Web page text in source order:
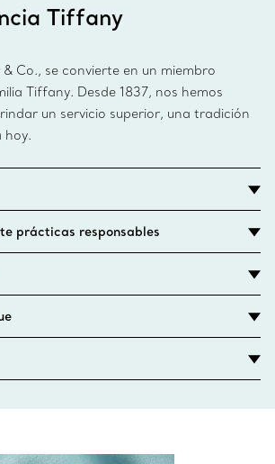
Tiffany
Co., se convierte en un miembro
Tiffany. Desde 1837, nos hemos
un servicio superior, una tradición
hoy.
prácticas responsables